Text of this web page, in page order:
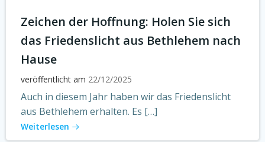
Zeichen der Hoffnung: Holen Sie sich
das Friedenslicht aus Bethlehem nach
Hause
veröffentlicht am 22/12/2025
Auch in diesem Jahr haben wir das Friedenslicht
aus Bethlehem erhalten. Es […]
Weiterlesen